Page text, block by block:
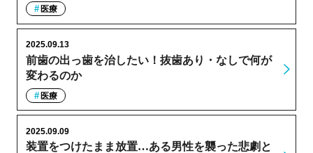
医療
前歯の出っ歯を治したい！抜歯あり・なしで何が
変わるのか
2025.09.13
医療
装置をつけたまま放置…ある男性を襲った悲劇と
2025.09.09